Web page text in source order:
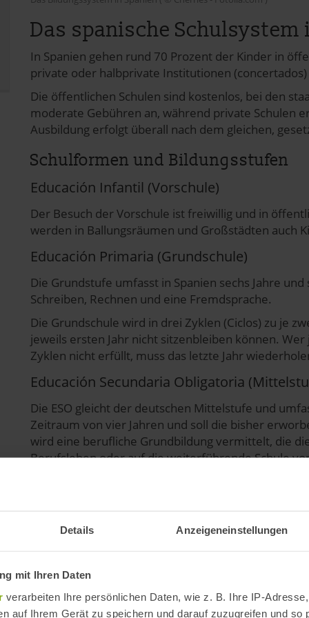
Details Anzeigeneinstellungen
mit Ihren Daten
verarbeiten Ihre persönlichen Daten, wie z. B. Ihre IP-
auf Ihrem Gerät zu speichern und darauf zuzugreifen und so
Das spanische
In Spanien gehen rund 70 Prozent der Kinder in
private oder halbprivate Institutionen
Die öffentlichen Schulen sind kostenlos, bei den
moderate Gebühren an, während private Schulen
Ausbildung erfolgt überall nach dem gleichen,
Schulformen und Bildungsstufen
Educación Infantil (Vorschule)
Der Besuch der Vorschule ist freiwillig und in
werden in Ballungsräumen und Großstädten auch
Educación Primaria (Grundschule)
Die Grundstufe umfasst in Spanien sechs Jahre
Schreiben, Rechnen und eine Fremdsprache.
Die Grundschule wird in drei Zyklen (Ciclos) zu je
jeweils ersten Jahr nicht sitzenbleiben können.
Zyklen nicht erfüllt, muss das letzte Jahr
Educación Secundaria Obligatoria
Die ESO gleicht der deutschen Mittelstufe und
Zeitraum von vier Jahren und soll die bisher
wird eine berufliche Grundbildung vermittelt, die
Berufsleben oder auf die weiterführende Schule
Wichtige Punkte des Schulbesuchs sind die
Bachillerato oder Formación Profesional
Nach einem Abschluss in der ESO können sich die